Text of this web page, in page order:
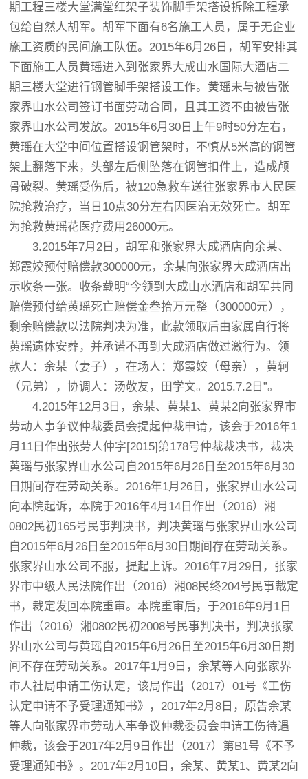
期工程三楼大堂满堂红架子装饰脚手架搭设拆除工程承
包给自然人胡军。胡军下面有6名施工人员，属于无企业
施工资质的民间施工队伍。2015年6月26日，胡军安排其
下面施工人员黄瑶进入到张家界大成山水国际大酒店二
期三楼大堂进行钢管脚手架搭设工作。黄瑶未与被告张
家界山水公司签订书面劳动合同，且其工资不由被告张
家界山水公司发放。2015年6月30日上午9时50分左右，
黄瑶在大堂中间位置搭设钢管架时，不慎从5米高的钢管
架上翻落下来，头部左后侧坠落在钢管扣件上，造成颅
骨破裂。黄瑶受伤后，被120急救车送往张家界市人民医
院抢救治疗，当日10点30分左右因医治无效死亡。胡军
为抢救黄瑶花医疗费用26000元。
3.2015年7月2日，胡军和张家界大成酒店向余某、
郑霞姣预付赔偿款300000元，余某向张家界大成酒店出
示收条一张。收条载明“今领到大成山水酒店和胡军共同
赔偿预付给黄瑶死亡赔偿金叁拾万元整（300000元），
剩余赔偿款以法院判决为准，此款领取后由家属自行将
黄瑶遗体安葬，并承诺不再到大成酒店做过激行为。领
款人：余某（妻子），在场人：郑霞姣（母亲），黄轲
（兄弟），协调人：汤敬友，田学文。2015.7.2日”。
4.2015年12月3日，余某、黄某1、黄某2向张家界市
劳动人事争议仲裁委员会提起仲裁申请，该会于2016年1
月11日作出张劳人仲字[2015]第178号仲裁裁决书，裁决
黄瑶与张家界山水公司自2015年6月26日至2015年6月30
日期间存在劳动关系。2016年1月26日，张家界山水公司
向本院起诉，本院于2016年4月14日作出（2016）湘
0802民初165号民事判决书，判决黄瑶与张家界山水公司
自2015年6月26日至2015年6月30日期间存在劳动关系。
张家界山水公司不服，提起上诉。2016年7月29日，张家
界市中级人民法院作出（2016）湘08民终204号民事裁定
书，裁定发回本院重审。本院重审后，于2016年9月1日
作出（2016）湘0802民初2008号民事判决书，判决张家
界山水公司与黄瑶自2015年6月26日至2015年6月30日期
间不存在劳动关系。2017年1月9日，余某等人向张家界
市人社局申请工伤认定，该局作出（2017）01号《工伤
认定申请不予受理通知书》，2017年2月8日，原告余某
等人向张家界市劳动人事争议仲裁委员会申请工伤待遇
仲裁，该会于2017年2月9日作出（2017）第B1号《不予
受理通知书》。2017年2月10日，余某、黄某1、黄某2向